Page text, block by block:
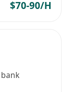
$70-90/H